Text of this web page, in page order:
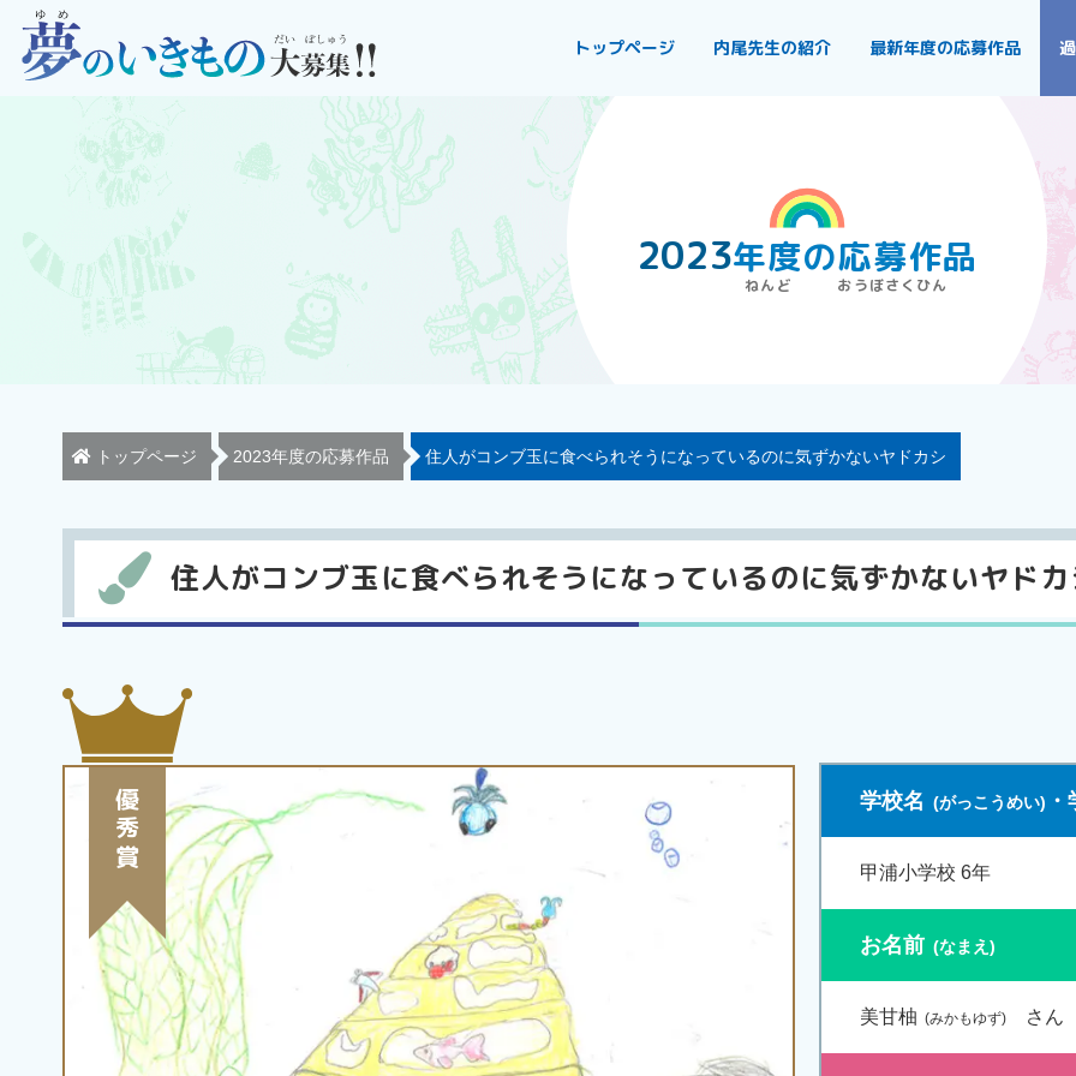
トップページ 内尾先生の紹介 最新年度の応募作品
2023年度の応募作品
トップページ 2023年度の応募作品 住人がコンブ玉に食べられそうになっているのに気ずかないヤドカシ
住人がコンブ玉に食べられそうになっているのに気ずかないヤド
優秀賞 学校名 ・
甲浦小学校 6年
お名前
美甘柚 さん